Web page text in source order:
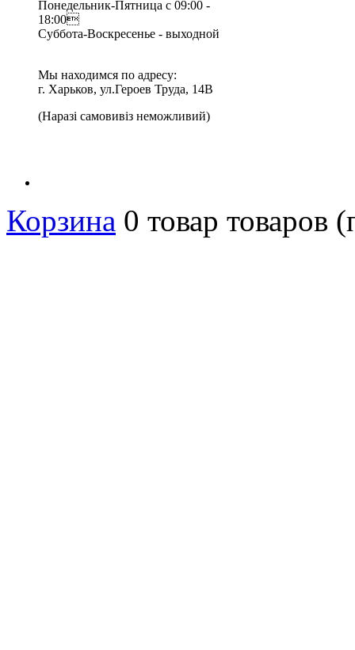
Понедельник-Пятница с 09:00 -
18:00
Суббота-Воскресенье - выходной
Мы находимся по адресу:
г. Харьков, ул.Героев Труда, 14В
(Наразі самовивіз неможливий)
Корзина 0 товар товаров